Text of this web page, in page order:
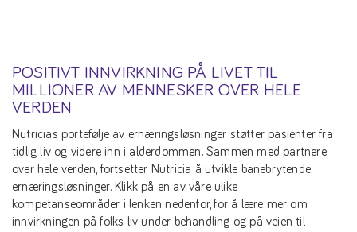
POSITIVT INNVIRKNING PÅ LIVET TIL
MILLIONER AV MENNESKER OVER HELE
VERDEN
Nutricias portefølje av ernæringsløsninger støtter pasienter fra
tidlig liv og videre inn i alderdommen. Sammen med partnere
over hele verden, fortsetter Nutricia å utvikle banebrytende
ernæringsløsninger. Klikk på en av våre ulike
kompetanseområder i lenken nedenfor, for å lære mer om
innvirkningen på folks liv under behandling og på veien til